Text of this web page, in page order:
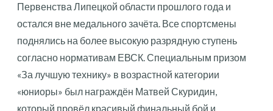
Первенства Липецкой области прошлого года и
остался вне медального зачёта. Все спортсмены
поднялись на более высокую разрядную ступень
согласно нормативам ЕВСК. Специальным призом
«За лучшую технику» в возрастной категории
«юниоры» был награждён Матвей Скуридин,
который провёл красивый финальный бой и